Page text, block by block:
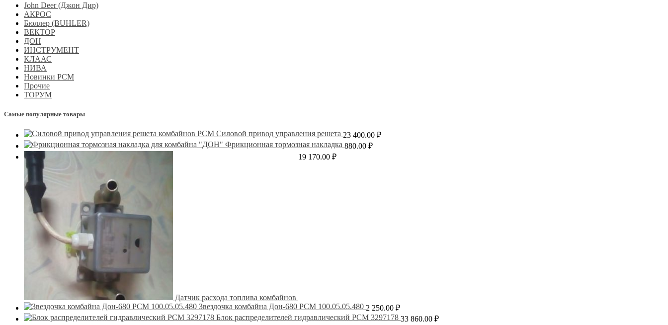
John Deer (Джон Дир)
АКРОС
Бюллер (BUHLER)
ВЕКТОР
ДОН
ИНСТРУМЕНТ
КЛААС
НИВА
Новинки РСМ
Прочие
ТОРУМ
Самые популярные товары
Силовой привод управления решета 23 400.00 ₽
Фрикционная тормозная накладка 880.00 ₽
Датчик расхода топлива комбайнов
19 170.00 ₽
Звездочка комбайна Дон-680 РСМ 100.05.05.480 2 250.00 ₽
Блок распределителей гидравлический РСМ 3297178 33 860.00 ₽